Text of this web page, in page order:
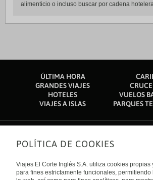
alimenticio o incluso buscar por cadena
ÚLTIMA HORA
GRANDES VIAJES
HOTELES
VUELOS
VIAJES A ISLAS
PARQUES
Sobre nosotros
Quiénes somos
Financiación
Sostenibilidad
Enlaces de interés
POLÍTICA DE COOKIES
Viajes El Corte Inglés S.A. utiliza cookies propias
para fines estrictamente funcionales,